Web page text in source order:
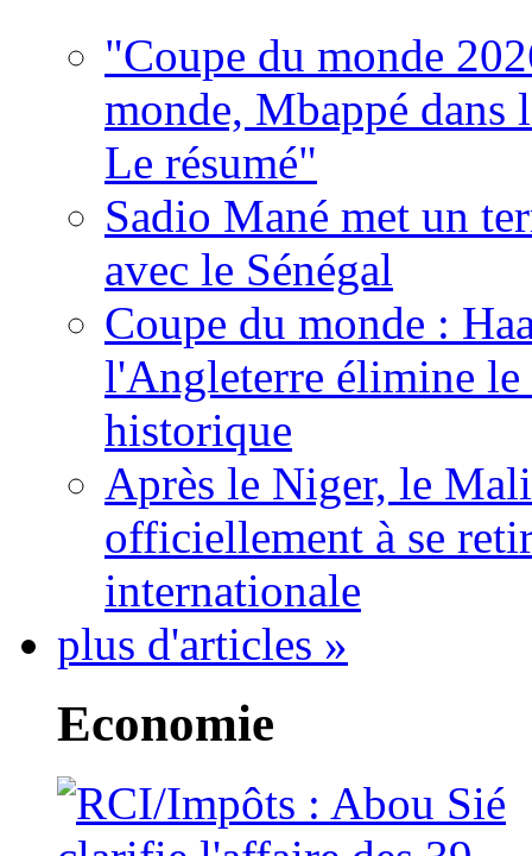
"Coupe du monde
monde, Mbappé dans
Le résumé"
Sadio Mané met un
avec le Sénégal
Coupe du monde :
l'Angleterre élimine
historique
Après le Niger, le
officiellement à se
internationale
plus d'articles »
Economie